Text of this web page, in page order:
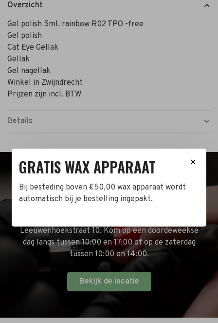
Overzicht
Gel polish 5ml. rainbow R02 TPO -free
Gel polish
Cat Eye Gellak
Gellak
Gel nagellak
Winkel in Zwijndrecht
Prijzen zijn incl. BTW
Details
BEZOEK DE WINKEL!
Leeuwenhoekstraat 10. Kom op een doordeweekse
dag langs tussen 10:00 en 17:00 of op de zaterdag
tussen 10:00 en 14:00.
Bekijk de locatie
✕
GRATIS WAX APPARAAT
Bij besteding boven €50,00 wax apparaat wordt
automatisch bij je bestelling ingepakt.